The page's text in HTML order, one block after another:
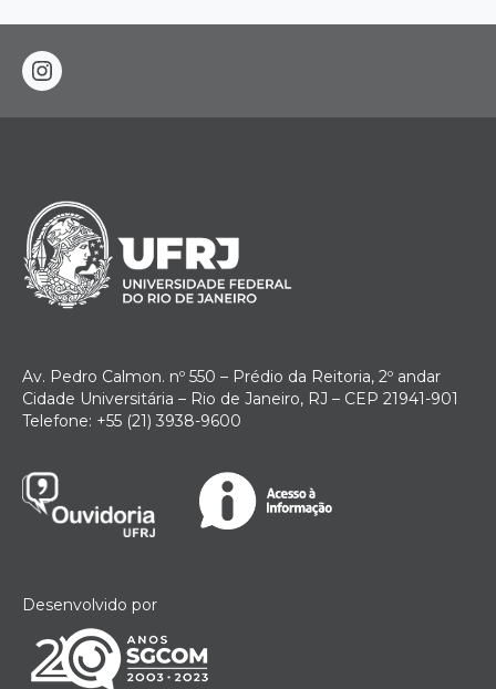
instagram
Av. Pedro Calmon. nº 550 – Prédio da Reitoria, 2º andar
Cidade Universitária – Rio de Janeiro, RJ – CEP 21941-901
Telefone: +55 (21) 3938-9600
Desenvolvido por